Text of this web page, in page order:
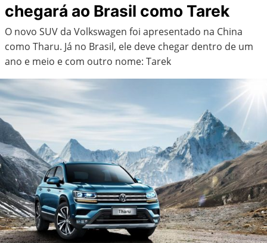
chegará ao Brasil como Tarek
O novo SUV da Volkswagen foi apresentado na China
como Tharu. Já no Brasil, ele deve chegar dentro de um
ano e meio e com outro nome: Tarek